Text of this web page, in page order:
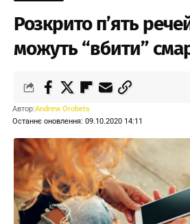
Розкрито п’ять
можуть “вбити”
Останнє оновлення: 09.10.2020 14:11
Автор:Andrew Orobets